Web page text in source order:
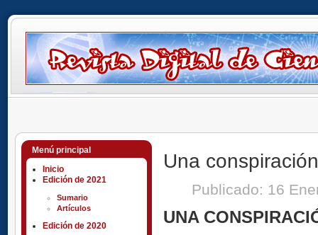
Menú principal
Inicio
Edición de 2021
Sumario
Artículos
Edición de 2020
Una
Publicado: 16
UNA